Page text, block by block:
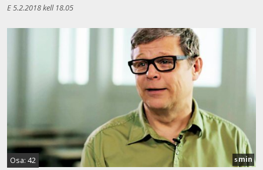
E 5.2.2018 kell 18.05
Osa: 42 5 min